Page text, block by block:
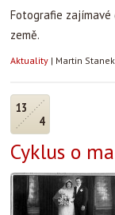
Fotografie
země.
Aktuality | Martin Stanek
13
4
Cyklus o